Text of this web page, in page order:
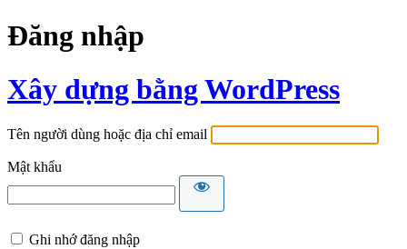
Đăng nhập
Xây dựng bằng WordPress
Tên người dùng hoặc địa chỉ email
Mật khẩu
Ghi nhớ đăng nhập